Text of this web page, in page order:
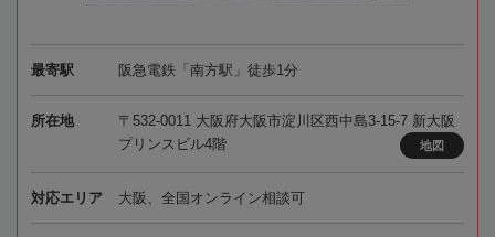
最寄駅 阪急電鉄「南方駅」徒歩1分
所在地
〒532-0011 大阪府大阪市淀川区西中島3-15-7 新大阪
プリンスビル4階
地図
対応エリア 大阪、全国オンライン相談可